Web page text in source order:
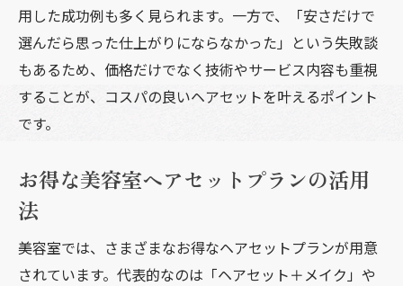
用した成功例も多く見られます。一方で、「安さだけで
選んだら思った仕上がりにならなかった」という失敗談
もあるため、価格だけでなく技術やサービス内容も重視
することが、コスパの良いヘアセットを叶えるポイント
です。
お得な美容室ヘアセットプランの活用
法
美容室では、さまざまなお得なヘアセットプランが用意
されています。代表的なのは「ヘアセット＋メイク」や